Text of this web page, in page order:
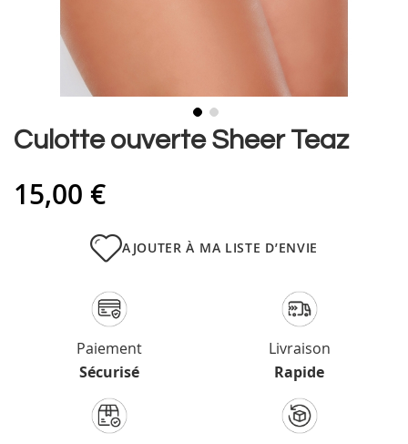
Skip
beginning
Culotte ouverte Sheer Teaz
15,00 €
AJOUTER À MA LISTE D’ENVIE
Paiement
Sécurisé
Livraison
Rapide